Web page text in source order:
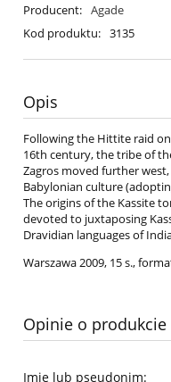
Producent: Agade
Kod produktu: 3135
Opis
Following the Hittite raid
16th century, the tribe of
Zagros moved further
Babylonian culture
The origins of the Kassite
devoted to juxtaposing
Dravidian languages of
Warszawa 2009, 15 s.,
Opinie o produkcie
Imię lub pseudonim: